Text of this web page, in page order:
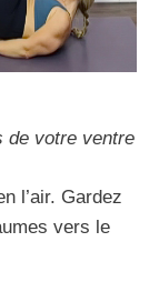
de votre ventre
l’air. Gardez
vers le